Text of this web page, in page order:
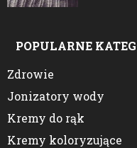
POPULARNE
Zdrowie
Jonizatory wody
Kremy do rąk
Kremy koloryzujące